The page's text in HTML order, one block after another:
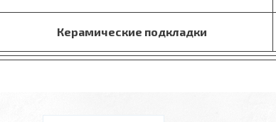
Керамические подкладки